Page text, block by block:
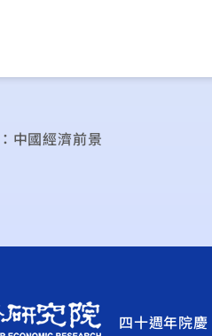
中國經濟前景
四十週年院慶